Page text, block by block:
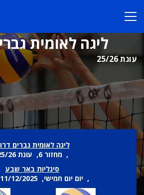
ליגה לאומית
עונת 25/26
ליגה לאומית גברים
, מחזור 6, עונת 25/26
סיגליות באר שבע
, יום יום חמישי, 11/12/2025, 21:00